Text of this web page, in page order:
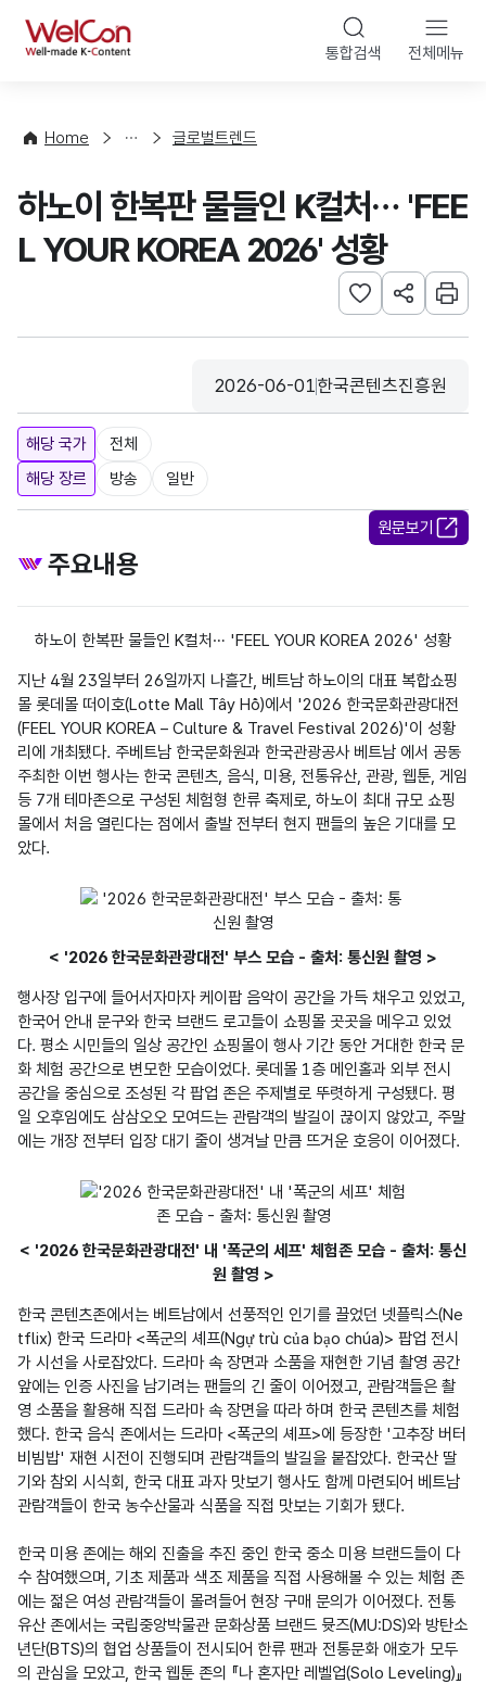
WelCon 통합검색 전체메뉴
Home
향
계
글로벌트렌드
하노이 한복판 물들인 K컬처… 'FEE
L YOUR KOREA 2026' 성황
관심사 등록하기
URL 공유하
인쇄
등록일
2026-06-01
수집기관
한국콘텐츠진흥원
해당 국가
전체
해당 장르
방송 일반
원문보기
주요내용
하노이 한복판 물들인 K컬처… 'FEEL YOUR KOREA 2026' 성황
지난 4월 23일부터 26일까지 나흘간, 베트남 하노이의 대표 복합쇼핑
몰 롯데몰 떠이호(Lotte Mall Tây Hồ)에서 '2026 한국문화관광대전
(FEEL YOUR KOREA – Culture & Travel Festival 2026)'이 성황
리에 개최됐다. 주베트남 한국문화원과 한국관광공사 베트남 에서 공동
주최한 이번 행사는 한국 콘텐츠, 음식, 미용, 전통유산, 관광, 웹툰, 게임
등 7개 테마존으로 구성된 체험형 한류 축제로, 하노이 최대 규모 쇼핑
몰에서 처음 열린다는 점에서 출발 전부터 현지 팬들의 높은 기대를 모
았다.
< '2026 한국문화관광대전' 부스 모습 - 출처: 통신원 촬영 >
행사장 입구에 들어서자마자 케이팝 음악이 공간을 가득 채우고 있었고,
한국어 안내 문구와 한국 브랜드 로고들이 쇼핑몰 곳곳을 메우고 있었
다. 평소 시민들의 일상 공간인 쇼핑몰이 행사 기간 동안 거대한 한국 문
화 체험 공간으로 변모한 모습이었다. 롯데몰 1층 메인홀과 외부 전시
공간을 중심으로 조성된 각 팝업 존은 주제별로 뚜렷하게 구성됐다. 평
일 오후임에도 삼삼오오 모여드는 관람객의 발길이 끊이지 않았고, 주말
< '2026 한국문화관광대전' 내 '폭군의 세프' 체험존 모습 - 출처: 통신
원 촬영 >
한국 콘텐츠존에서는 베트남에서 선풍적인 인기를 끌었던 넷플릭스(Ne
tflix) 한국 드라마 <폭군의 셰프(Ngự trù của bạo chúa)> 팝업 전시
가 시선을 사로잡았다. 드라마 속 장면과 소품을 재현한 기념 촬영 공간
앞에는 인증 사진을 남기려는 팬들의 긴 줄이 이어졌고, 관람객들은 촬
영 소품을 활용해 직접 드라마 속 장면을 따라 하며 한국 콘텐츠를 체험
했다. 한국 음식 존에서는 드라마 <폭군의 셰프>에 등장한 '고추장 버터
비빔밥' 재현 시전이 진행되며 관람객들의 발길을 붙잡았다. 한국산 딸
기와 참외 시식회, 한국 대표 과자 맛보기 행사도 함께 마련되어 베트남
관람객들이 한국 농수산물과 식품을 직접 맛보는 기회가 됐다.
한국 미용 존에는 해외 진출을 추진 중인 한국 중소 미용 브랜드들이 다
수 참여했으며, 기초 제품과 색조 제품을 직접 사용해볼 수 있는 체험 존
에는 젊은 여성 관람객들이 몰려들어 현장 구매 문의가 이어졌다. 전통
유산 존에서는 국립중앙박물관 문화상품 브랜드 뮷즈(MU:DS)와 방탄소
년단(BTS)의 협업 상품들이 전시되어 한류 팬과 전통문화 애호가 모두
의 관심을 모았고, 한국 웹툰 존의 『나 혼자만 레벨업(Solo Leveling)』